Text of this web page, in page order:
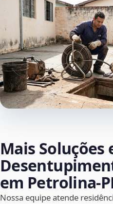
Mais Soluções
em
Nossa equipe atende